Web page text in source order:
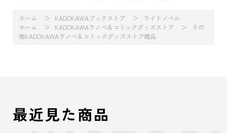
ホーム KADOKAWAブックストア
ライトノベル
ホーム
KADOKAWAラノベ＆コミックグッズストア
その
他KADOKAWAラノベ＆コミックグッズストア商品
最近見た商品